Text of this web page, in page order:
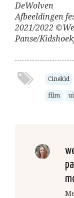
DeWolven
Afbeeldingen
2021/2022
Panse/
Cinekid
film